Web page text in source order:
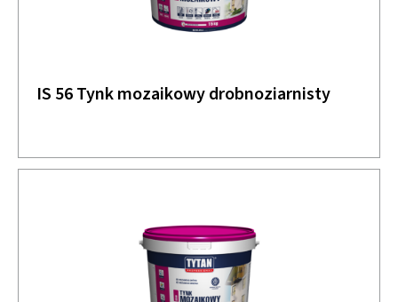
IS 56 Tynk mozaikowy drobnoziarnisty